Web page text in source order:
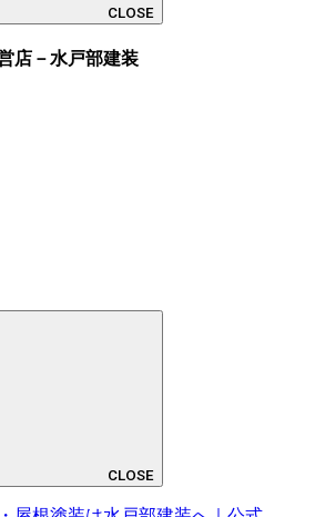
CLOSE
店－水戸部建装
CLOSE